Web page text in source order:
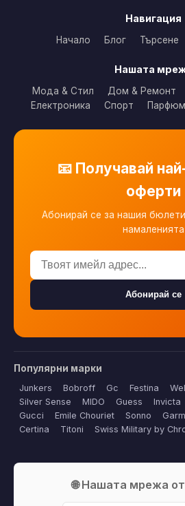
Навигация
Начало Блог Търсене
Нашата
Мода & Стил Дом & Ремонт
Електроника
Спорт
📧 Получавай
оферти
Абонирай се за нашия
намаленията
Абонирай се
Популярни марки
Junkers Bobroff Gc Festina
Silver Sense
MIDO Guess Invicta
Gucci
Emile Chouriet Sonno
Certina
Titoni Swiss Military by
🌐 Нашата мрежа